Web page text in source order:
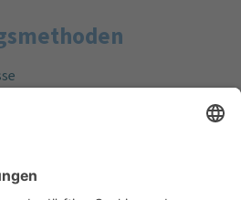
(VISA & MasterCard)